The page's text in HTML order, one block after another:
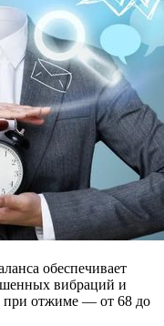
обеспечивает
вибраций и
отжиме — от 68 до